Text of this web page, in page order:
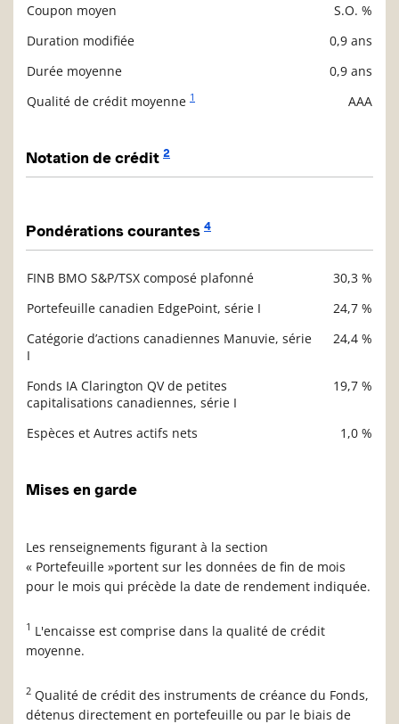
Coupon moyen
S.O. %
Duration modifiée
0,9 ans
Durée moyenne
0,9 ans
Qualité de crédit moyenne 1 AAA
Notation de crédit 2
Description Valeur liquidative
Pondérations courantes 4
FINB BMO S&P/TSX composé plafonné
30,3 %
Portefeuille canadien EdgePoint, série I
24,7 %
Catégorie d’actions canadiennes Manuvie, série
I
24,4 %
Fonds IA Clarington QV de petites
capitalisations canadiennes, série I
19,7 %
Espèces et Autres actifs nets 1,0 %
Mises en garde
Les renseignements figurant à la section
« Portefeuille »portent sur les données de fin de mois
pour le mois qui précède la date de rendement indiquée.
1 L'encaisse est comprise dans la qualité de crédit
moyenne.
2 Qualité de crédit des instruments de créance du Fonds,
détenus directement en portefeuille ou par le biais de